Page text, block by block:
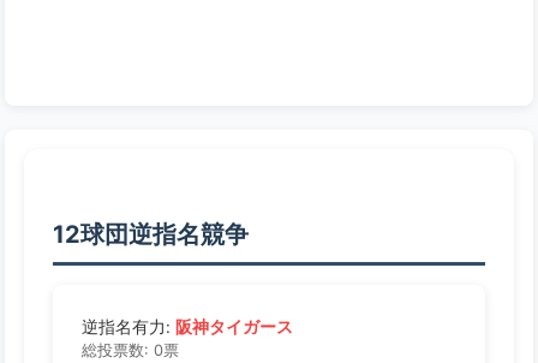
12球団逆指名競争
逆指名有力: 阪神タイガース
総投票数: 0票